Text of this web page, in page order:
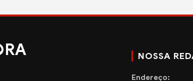
RA NOSSA
Endereço: